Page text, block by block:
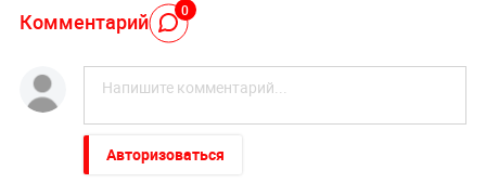
Комментарий 0
Авторизоваться